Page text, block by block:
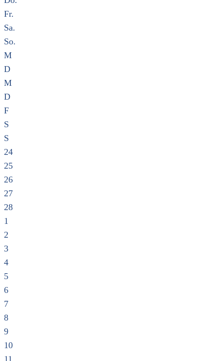
Fr.
Sa.
So.
M
D
M
D
F
S
S
24
25
26
27
28
1
2
3
4
5
6
7
8
9
10